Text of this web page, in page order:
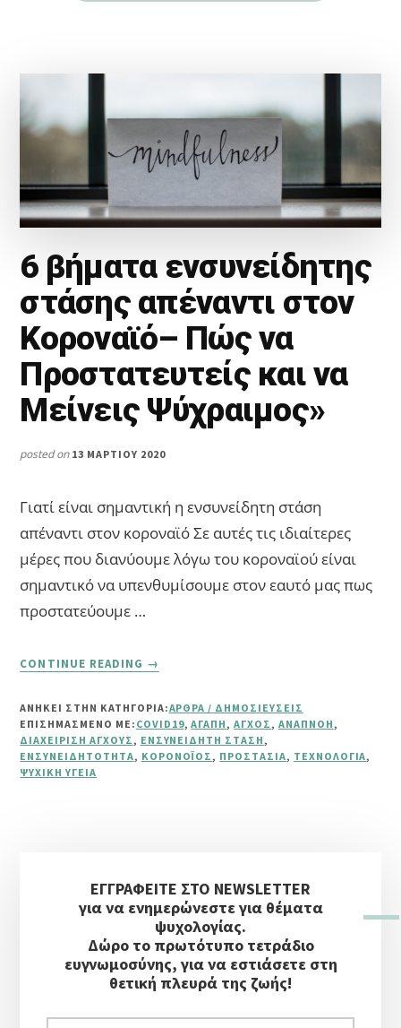
6 βήματα ενσυνείδητης
στάσης απέναντι στον
Κοροναϊό– Πώς να
Προστατευτείς και να
Μείνεις Ψύχραιμος»
posted on 13 ΜΑΡΤΊΟΥ 2020
Γιατί είναι σημαντική η ενσυνείδητη στάση
απέναντι στον κοροναϊό Σε αυτές τις ιδιαίτερες
μέρες που διανύουμε λόγω του κοροναϊού είναι
σημαντικό να υπενθυμίσουμε στον εαυτό μας πως
προστατεύουμε …
CONTINUE READING
6
ΕΝΣΥΝΕΊΔΗΤΗΣ
ΣΤΆΣΗΣ
ΑΠΈΝΑΝΤΙ
ΝΑ
ΜΕΊΝΕΙΣ
ΨΎΧΡΑΙΜΟΣ»
→
ΑΝΗΚΕΙ ΣΤΗΝ ΚΑΤΗΓΟΡΙΑ:ΆΡΘΡΑ / ΔΗΜΟΣΙΕΎΣΕΙΣ
ΕΠΙΣΗΜΑΣΜΈΝΟ ΜΕ: COVID19,ΑΓΆΠΗ ,ΆΓΧΟΣ , ΑΝΑΠΝΟΉ ,
ΔΙΑΧΕΊΡΙΣΗ ΆΓΧΟΥΣ , ΕΝΣΥΝΕΊΔΗΤΗ ΣΤΆΣΗ ,
ΕΝΣΥΝΕΙΔΗΤΌΤΗΤΑ, ΚΟΡΟΝΟΪΌΣ , ΠΡΟΣΤΑΣΊΑ, ΤΕΧΝΟΛΟΓΊΑ,
ΨΥΧΙΚΉ ΥΓΕΊΑ
ΠλευρικήΕΓΓΡΑΦΕΙΤΕ ΣΤΟ NEWSLETTER
για να ενημερώνεστε για θέματα
ψυχολογίας.
Δώρο το πρωτότυπο τετράδιο
ευγνωμοσύνης, για να εστιάσετε στη
θετική πλευρά της ζωής!